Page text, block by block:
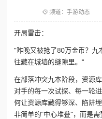
频道： 手游动态
开局雷击：
"昨晚又被抢了80万金币？九
往藏在城墙的缝隙里。"
在部落冲突九本阶段，资源
对手的每一次试探、每一轮
何让资源库藏得够深、陷阱
非简单的"中心堆叠"，而是